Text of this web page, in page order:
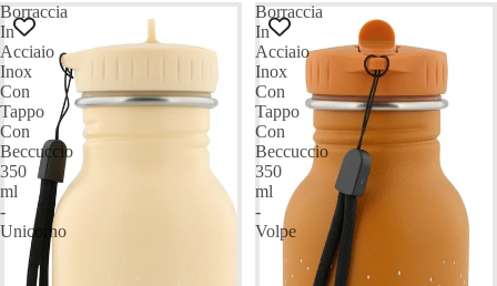
Borraccia
In
Acciaio
Inox
Con
Tappo
Con
Beccuccio
350
ml
-
Unicorno
Borraccia
In
Acciaio
Inox
Con
Tappo
Con
Beccuccio
350
ml
-
Volpe